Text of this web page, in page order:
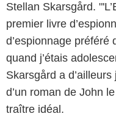
Stellan Skarsgård.
premier livre
d’espionnage préféré
quand j’étais
Skarsgård a
d’un roman de John
traître idéal.